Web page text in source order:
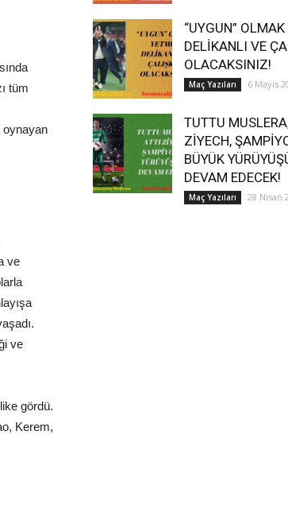
tüm
oynayan
ve
ve
gördü.
Kerem,
“UYGUN”
DELİKANLI VE
OLACAKSINIZ!
Maç Yazıları 6 Mayıs
TUTTU
ZİYECH,
BÜYÜK
DEVAM EDECEK!
Maç Yazıları 28 Nisan